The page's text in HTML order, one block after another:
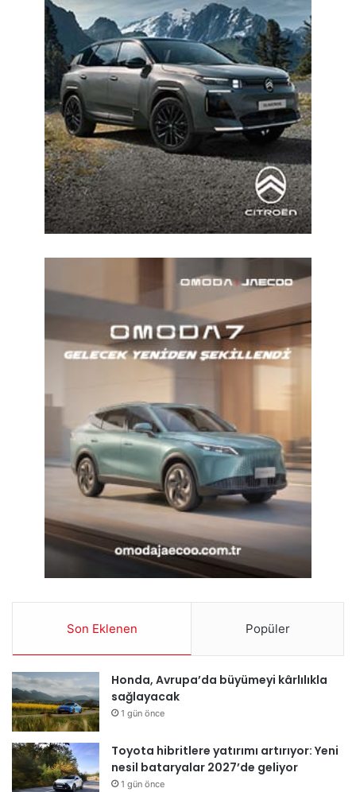
Son Eklenen Popüler
Honda, Avrupa’da büyümeyi kârlılıkla
sağlayacak
1 gün önce
Toyota hibritlere yatırımı artırıyor: Yeni
nesil bataryalar 2027’de geliyor
1 gün önce